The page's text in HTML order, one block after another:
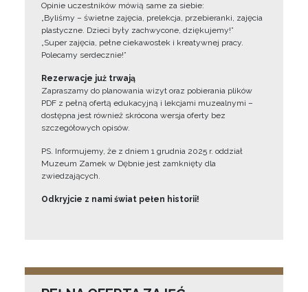
Opinie uczestników mówią same za siebie:
„Byliśmy – świetne zajęcia, prelekcja, przebieranki, zajęcia
plastyczne. Dzieci były zachwycone, dziękujemy!”
„Super zajęcia, pełne ciekawostek i kreatywnej pracy.
Polecamy serdecznie!”
Rezerwacje już trwają
Zapraszamy do planowania wizyt oraz pobierania plików
PDF z pełną ofertą edukacyjną i lekcjami muzealnymi –
dostępna jest również skrócona wersja oferty bez
szczegółowych opisów.
PS. Informujemy, że z dniem 1 grudnia 2025 r. oddział
Muzeum Zamek w Dębnie jest zamknięty dla
zwiedzających.
Odkryjcie z nami świat pełen historii!